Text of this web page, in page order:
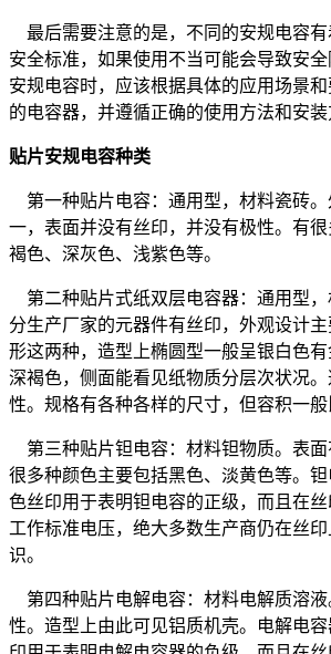
最后需要注意的是，不同的安规电容有
安全标准，如果使用不当可能会导致安
安规电容时，应该根据具体的应用场景
的电容器，并遵循正确的使用方法和安装
贴片安规电容种类
第一种贴片电容：通用型，材料瓷砖
一，表面并没有丝印，并没有极性。有
褐色、深灰色、浅紫色等。
第二种贴片式纸双层电容器：通用型，
分生产厂家的元器件有丝印，外观设计
形这两种，造型上椭圆型一般呈银白色
深褐色，侧面能看见纸物质分层次状况
性。规格有各种各样的尺寸，但容积一般
第三种贴片钽电容：材料钽物质。表面
很多种颜色主要包括黑色、淡黄色等。
色丝印用于表明钽电容的正级，而且在
工作标准电压，绝大多数生产商仍在丝
识。
第四种贴片电解电容：材料电解质溶液
性。造型上由此可见铝质机壳。电解电